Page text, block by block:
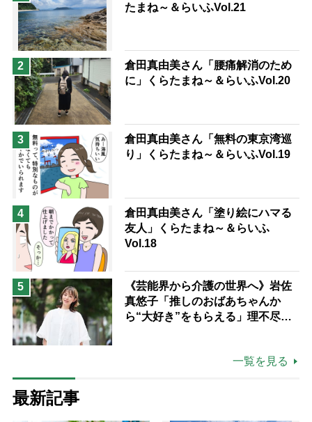
息子の遠距離介護サバイバル術
兄がボケました
予防法
たまね～＆らいふVol.21
2
倉田真由美さん「腰痛解消のため
に」くらたまね～＆らいふVol.20
3
倉田真由美さん「無料の東京湾巡
り」くらたまね～＆らいふVol.19
4
倉田真由美さん「塗り絵にハマる
友人」くらたまね～＆らいふ
Vol.18
5
《芸能界から介護の世界へ》岩佐
真悠子「推しのおばあちゃんか
ら“大好き”をもらえる」理不尽さ
一覧を見る
最新記事